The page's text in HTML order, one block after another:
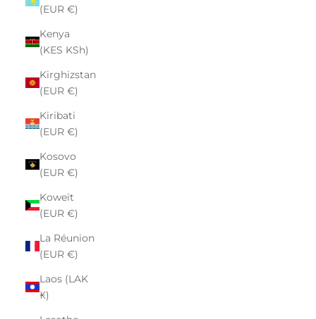
(EUR €)
Kenya
(KES KSh)
Kirghizstan
(EUR €)
Kiribati
(EUR €)
Kosovo
(EUR €)
Koweït
(EUR €)
La Réunion
(EUR €)
Laos (LAK
₭)